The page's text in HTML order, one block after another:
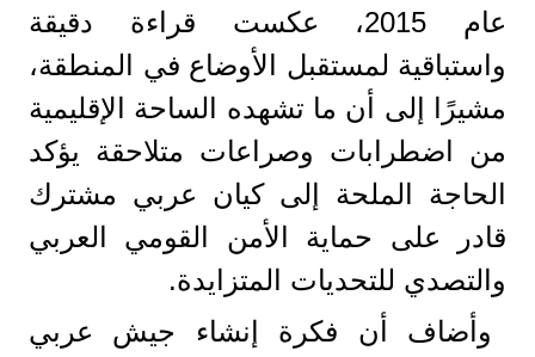
عام 2015، عكست قراءة دقيقة
واستباقية لمستقبل الأوضاع في المنطقة،
مشيرًا إلى أن ما تشهده الساحة الإقليمية
من اضطرابات وصراعات متلاحقة يؤكد
الحاجة الملحة إلى كيان عربي مشترك
قادر على حماية الأمن القومي العربي
والتصدي للتحديات المتزايدة.
وأضاف أن فكرة إنشاء جيش عربي